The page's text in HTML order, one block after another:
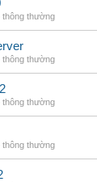
thông thường
thông thường
thông thường
thông thường